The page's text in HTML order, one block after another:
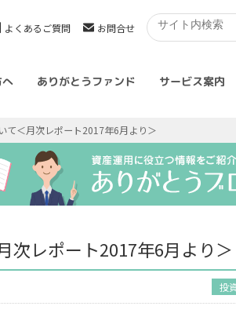
よくあるご質問 お問合せ
ありがとうファンド サービス案内
て＜月次レポート2017年6月より＞
次レポート2017年6月より＞
投